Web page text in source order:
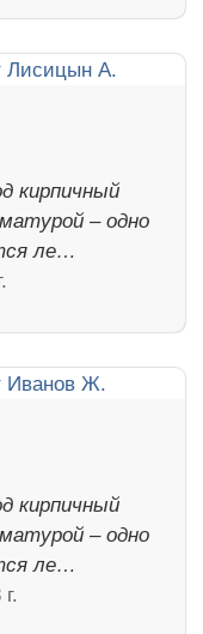
кирпичный
– одно
ле…
кирпичный
– одно
ле…